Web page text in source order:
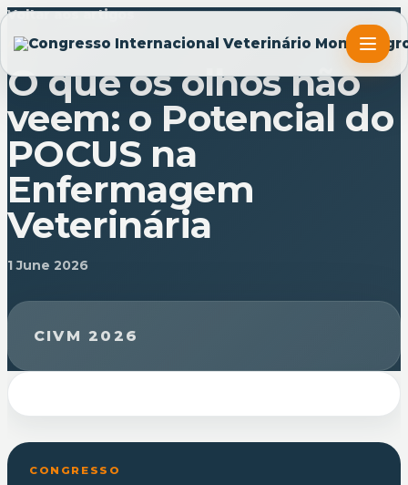
Voltar aos artigos
ARTIGO
O que os olhos não
veem: o Potencial do
POCUS na
Enfermagem
Veterinária
1 June 2026
CIVM 2026
CONGRESSO